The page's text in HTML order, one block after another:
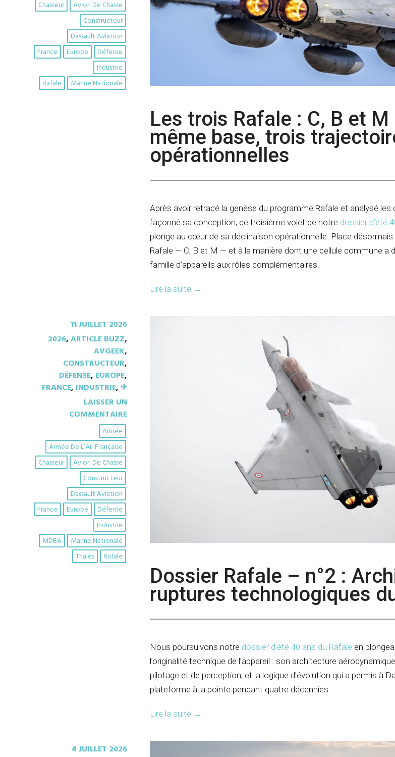
Avion De Chasse
Chasseur
Constructeur
Dassault Aviation
Défense
Europe
France
Industrie
Marine Nationale
Rafale
Les trois Rafale : C, B et
même base, trois
opérationnelles
Après avoir retracé la genèse du programme Rafale et analysé les
façonné sa conception, ce troisième volet de notre dossier d’été
plonge au cœur de sa déclinaison opérationnelle. Place
Rafale — C, B et M — et à la manière dont une cellule commune a
famille d’appareils aux rôles complémentaires.
Lire la suite →
11 JUILLET 2026
2026,ARTICLE BUZZ,
AVGEEK,
CONSTRUCTEUR,
DÉFENSE, EUROPE,
FRANCE, INDUSTRIE, ✈︎
LAISSER UN
COMMENTAIRE
Armée
Armée De L’Air Française
Avion De Chasse
Chasseur
Constructeur
Dassault Aviation
Défense
Europe
France
Industrie
Marine Nationale
MDBA
Rafale
Thales
Dossier Rafale – n°2 :
ruptures technologiques
Nous poursuivons notre dossier d’été 40 ans du Rafale en
l’originalité technique de l’appareil : son architecture
pilotage et de perception, et la logique d’évolution qui a permis à
plateforme à la pointe pendant quatre décennies.
Lire la suite →
4 JUILLET 2026